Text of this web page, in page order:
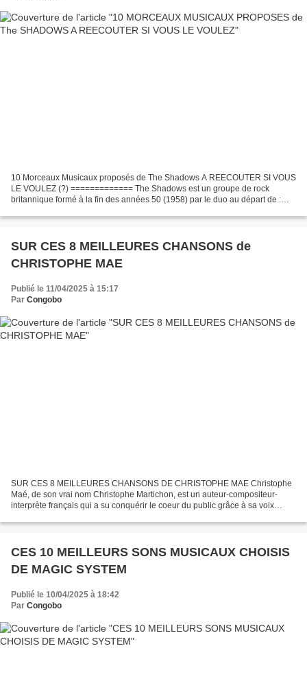
10 Morceaux Musicaux proposés de The Shadows A REECOUTER SI VOUS
LE VOULEZ (?) ============= The Shadows est un groupe de rock
britannique formé à la fin des années 50 (1958) par le duo au départ de :
SUR CES 8 MEILLEURES CHANSONS de
CHRISTOPHE MAE
Publié le 11/04/2025 à 15:17
Par Congobo
SUR CES 8 MEILLEURES CHANSONS DE CHRISTOPHE MAE Christophe
Maé, de son vrai nom Christophe Martichon, est un auteur-compositeur-
interprète français qui a su conquérir le coeur du public grâce à sa voix
CES 10 MEILLEURS SONS MUSICAUX CHOISIS
DE MAGIC SYSTEM
Publié le 10/04/2025 à 18:42
Par Congobo